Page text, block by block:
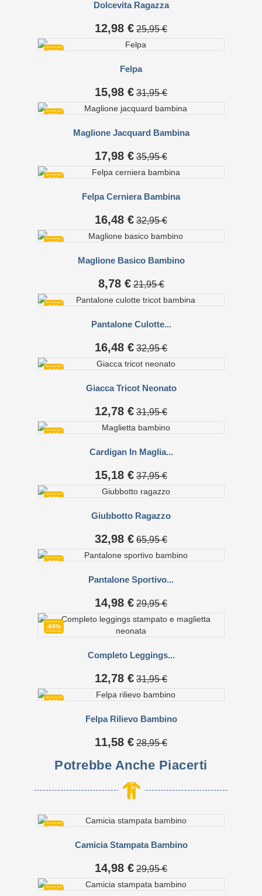
Dolcevita Ragazza
Prezzo
12,98 € Prezzo
base
25,95 €
-50%
Felpa
Prezzo
15,98 € Prezzo
base
31,95 €
-50%
Maglione Jacquard Bambina
Prezzo
17,98 € Prezzo
base
35,95 €
-50%
Felpa Cerniera Bambina
Prezzo
16,48 € Prezzo
base
32,95 €
-60%
Maglione Basico Bambino
Prezzo
8,78 € Prezzo
base
21,95 €
-50%
Pantalone Culotte...
Prezzo
16,48 € Prezzo
base
32,95 €
-60%
Giacca Tricot Neonato
Prezzo
12,78 € Prezzo
base
31,95 €
-60%
Cardigan In Maglia...
Prezzo
15,18 € Prezzo
base
37,95 €
-50%
Giubbotto Ragazzo
Prezzo
32,98 € Prezzo
base
65,95 €
-50%
Pantalone Sportivo...
Prezzo
14,98 € Prezzo
base
29,95 €
-60%
Completo Leggings...
Prezzo
12,78 € Prezzo
base
31,95 €
-60%
NON DISPONIBILEFelpa Rilievo Bambino
Prezzo
11,58 € Prezzo
base
28,95 €
Potrebbe Anche Piacerti
-50%
Camicia Stampata Bambino
Prezzo
14,98 € Prezzo
base
29,95 €
-50%